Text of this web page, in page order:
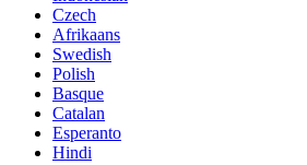
Czech
Afrikaans
Swedish
Polish
Basque
Catalan
Esperanto
Hindi